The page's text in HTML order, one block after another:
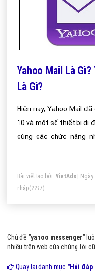
Yahoo Mail Là
Là Gì?
Hiện nay, Yahoo Mail
10 và một số thiết bị di
cùng các chức năng
gì và được dùng để làm
Bài viết tạo bởi: VietAds |
nhập(2297)
Chủ đề "yahoo messenger"
nhiều trên web của chúng tôi
Quay lại danh mục "Hỏi đáp